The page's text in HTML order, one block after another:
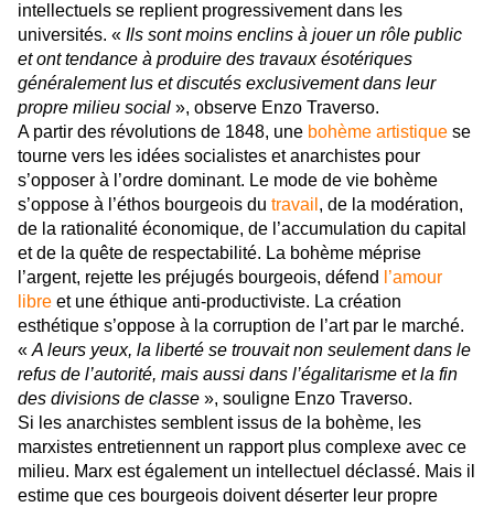
intellectuels se replient progressivement dans les
universités. « Ils sont moins enclins à jouer un rôle public
et ont tendance à produire des travaux ésotériques
généralement lus et discutés exclusivement dans leur
propre milieu social », observe Enzo Traverso.
A partir des révolutions de 1848, une bohème artistique se
tourne vers les idées socialistes et anarchistes pour
s’opposer à l’ordre dominant. Le mode de vie bohème
s’oppose à l’éthos bourgeois du travail , de la modération,
de la rationalité économique, de l’accumulation du capital
et de la quête de respectabilité. La bohème méprise
l’argent, rejette les préjugés bourgeois, défend
l’amour
libre et une éthique anti-productiviste. La création
esthétique s’oppose à la corruption de l’art par le marché.
« A leurs yeux, la liberté se trouvait non seulement dans le
refus de l’autorité, mais aussi dans l’égalitarisme et la fin
des divisions de classe », souligne Enzo Traverso.
Si les anarchistes semblent issus de la bohème, les
marxistes entretiennent un rapport plus complexe avec ce
milieu. Marx est également un intellectuel déclassé. Mais il
estime que ces bourgeois doivent déserter leur propre